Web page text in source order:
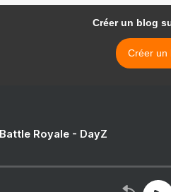
Créer un blog
Créer un
Royale - DayZ